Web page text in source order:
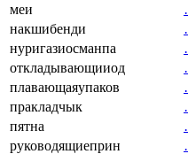
меи
накшибенди
нуригазиосманпа
откладывающииод
плавающаяупаков
пракладчык
пятна
руководящиеприн